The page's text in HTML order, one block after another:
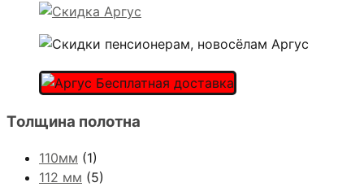
Толщина полотна
110мм (1)
112 мм (5)